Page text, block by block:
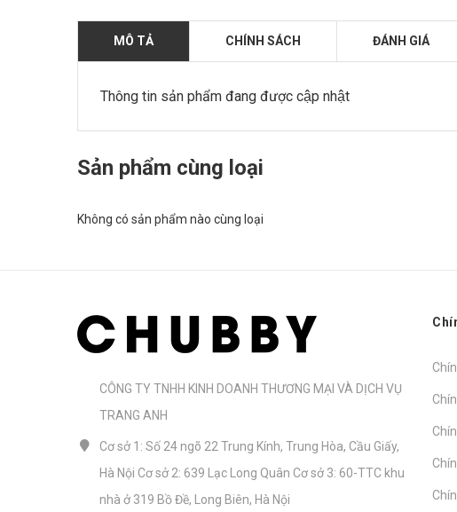
MÔ TẢ CHÍNH SÁCH ĐÁNH GIÁ
Thông tin sản phẩm đang được cập nhật
Sản phẩm cùng loại
Không có sản phẩm nào cùng loại
CÔNG TY TNHH KINH DOANH THƯƠNG MẠI VÀ DỊCH VỤ
TRANG ANH
Cơ sở 1: Số 24 ngõ 22 Trung Kính, Trung Hòa, Cầu Giấy,
Hà Nội Cơ sở 2: 639 Lạc Long Quân Cơ sở 3: 60-TTC khu
nhà ở 319 Bồ Đề, Long Biên, Hà Nội